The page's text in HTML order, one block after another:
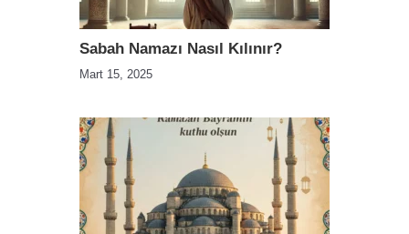
Sabah Namazı Nasıl Kılınır?
Mart 15, 2025